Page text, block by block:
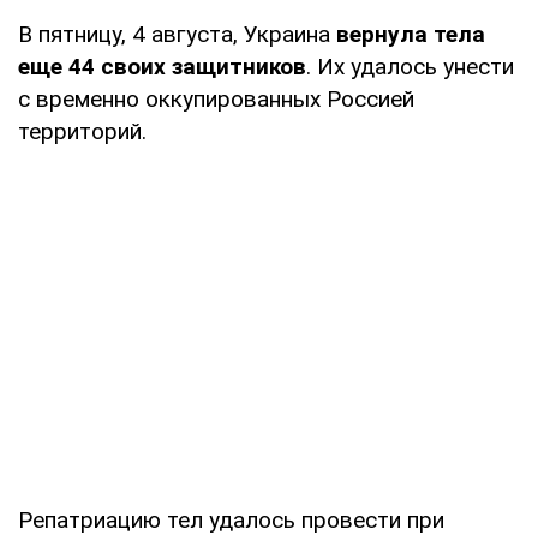
В пятницу, 4 августа, Украина вернула тела
еще 44 своих защитников. Их удалось унести
с временно оккупированных Россией
территорий.
Репатриацию тел удалось провести при